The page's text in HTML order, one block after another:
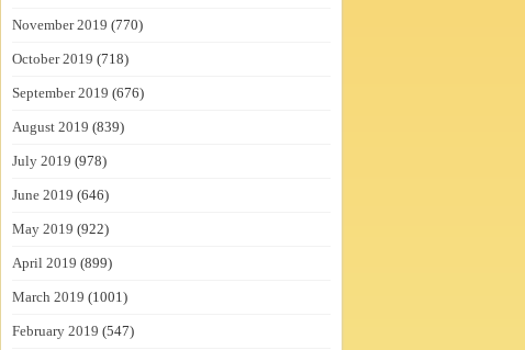
November 2019 (770)
October 2019 (718)
September 2019 (676)
August 2019 (839)
July 2019 (978)
June 2019 (646)
May 2019 (922)
April 2019 (899)
March 2019 (1001)
February 2019 (547)